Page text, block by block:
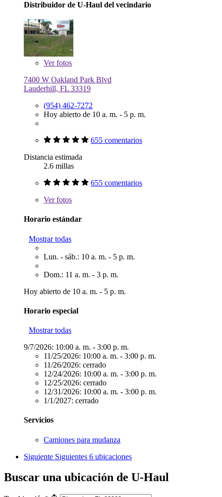
Distribuidor de U-Haul del vecindario
Verfotos
7400 W Oakland Park Blvd
Lauderhill, FL 33319
(954) 462-7272
Hoy abierto de 10 a. m. - 5 p. m.
655 comentarios
Distancia estimada
2.6 millas
655 comentarios
Verfotos
Horario estándar
Mostrar todas
Lun. - sáb.: 10 a. m. - 5 p. m.
Dom.: 11 a. m. - 3 p. m.
Hoy abierto de 10 a. m. - 5 p. m.
Horario especial
Mostrar todas
9/7/2026: 10:00 a. m. - 3:00 p. m.
11/25/2026: 10:00 a. m. - 3:00 p. m.
11/26/2026: cerrado
12/24/2026: 10:00 a. m. - 3:00 p. m.
12/25/2026: cerrado
12/31/2026: 10:00 a. m. - 3:00 p. m.
1/1/2027: cerrado
Servicios
Camiones para mudanza
Siguiente Siguientes 6 ubicaciones
Buscar una ubicación de U-Haul